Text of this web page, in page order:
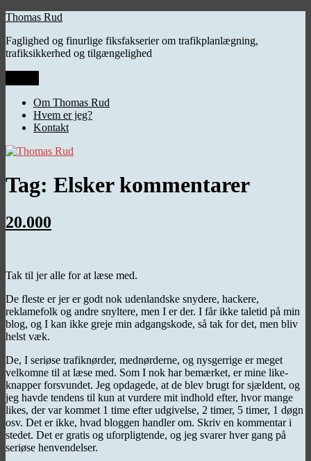
Videre
indhold
Thomas Rud
Faglighed og finurlige fiksfakserier om trafikplanlægning,
trafiksikkerhed og tilgængelighed
Om Thomas Rud
Hvem er jeg?
Kontakt
Tag: Elsker kommentarer
20.000
Tak til jer alle for at læse med.
De fleste er jer er godt nok udenlandske snydere, hackere,
reklamefolk og andre snyltere, men I er der. I får ikke taletid på min
blog, og I kan ikke greje min adgangskode, så tak for det, men bliv
helst væk.
De, I seriøse trafiknørder, mednørderne, og nysgerrige er meget
velkomne til at læse med. Som I nok har bemærket, er mine like-
knapper forsvundet. Jeg opdagede, at de blev brugt for sjældent, og
jeg havde tendens til kun at vurdere mit indhold efter, hvor mange
likes, der var kommet 1 time efter udgivelse, 2 timer, 5 timer, 1 døgn
osv. Det er ikke, hvad bloggen handler om. Skriv en kommentar i
stedet. Det er gratis og uforpligtende, og jeg svarer hver gang på
seriøse henvendelser.